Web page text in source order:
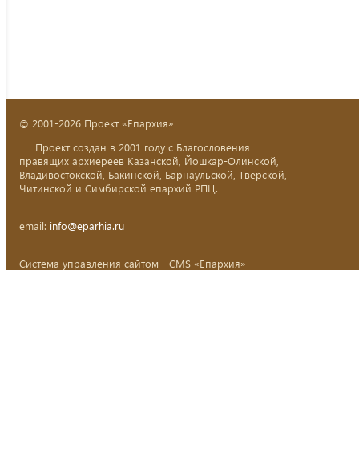
© 2001-2026 Проект «Епархия»
Проект создан в 2001 году с Благословения
правящих архиереев Казанской, Йошкар-Олинской,
Владивостокской, Бакинской, Барнаульской, Тверской,
Читинской и Симбирской епархий РПЦ.
email: info@eparhia.ru
Система управления сайтом - CMS «Епархия»